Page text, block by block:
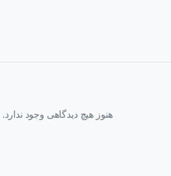
هنوز هیچ دیدگاهی وجود ندارد.